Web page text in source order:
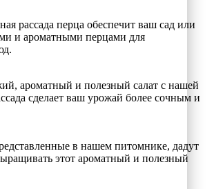
рассада перца обеспечит ваш сад или
и ароматными перцами для
ароматный и полезный салат с нашей
сделает ваш урожай более сочным и
в нашем питомнике, дадут
этот ароматный и полезный